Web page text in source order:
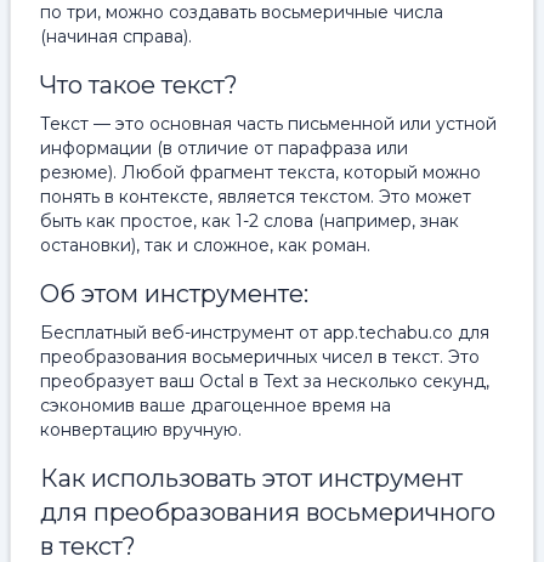
по три, можно создавать восьмеричные числа
(начиная справа).
Что такое текст?
Текст — это основная часть письменной или устной
информации (в отличие от парафраза или
резюме). Любой фрагмент текста, который можно
понять в контексте, является текстом. Это может
быть как простое, как 1-2 слова (например, знак
остановки), так и сложное, как роман.
Об этом инструменте:
Бесплатный веб-инструмент от app.techabu.co для
преобразования восьмеричных чисел в текст. Это
преобразует ваш Octal в Text за несколько секунд,
сэкономив ваше драгоценное время на
конвертацию вручную.
Как использовать этот инструмент
для преобразования восьмеричного
в текст?